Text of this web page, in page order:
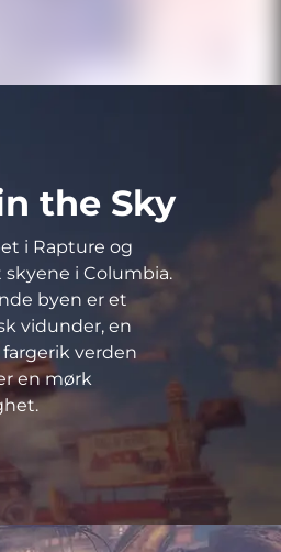
the Sky
i Rapture og
skyene i Columbia.
byen er et
vidunder, en
verden
en mørk